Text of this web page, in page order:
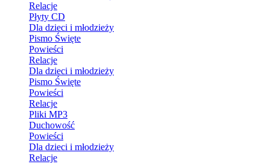
Relacje
Płyty CD
Dla dzieci i młodzieży
Pismo Święte
Powieści
Relacje
Dla dzieci i młodzieży
Pismo Święte
Powieści
Relacje
Pliki MP3
Duchowość
Powieści
Dla dzieci i młodzieży
Relacje